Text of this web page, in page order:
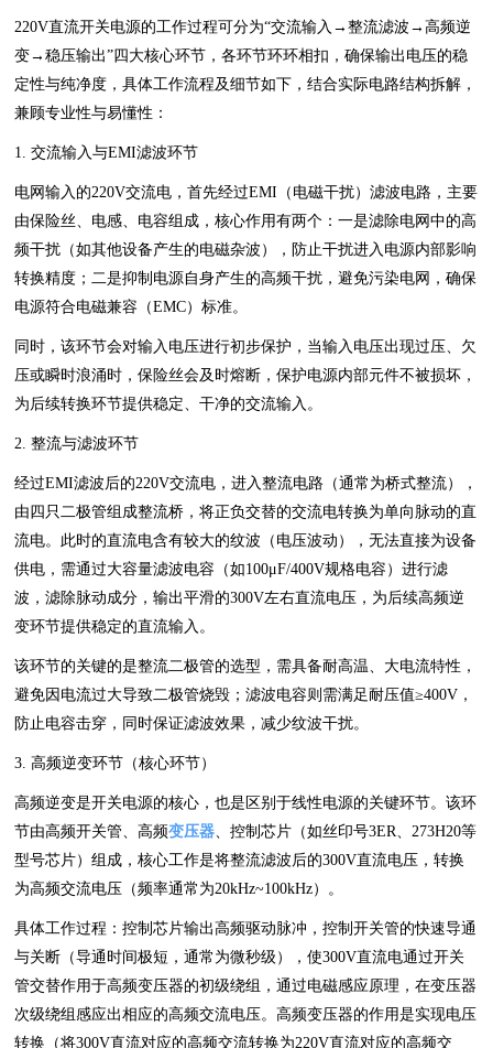
220V直流开关电源的工作过程可分为“交流输入→整流滤波→高频逆
变→稳压输出”四大核心环节，各环节环环相扣，确保输出电压的稳
定性与纯净度，具体工作流程及细节如下，结合实际电路结构拆解，
兼顾专业性与易懂性：
1. 交流输入与EMI滤波环节
电网输入的220V交流电，首先经过EMI（电磁干扰）滤波电路，主要
由保险丝、电感、电容组成，核心作用有两个：一是滤除电网中的高
频干扰（如其他设备产生的电磁杂波），防止干扰进入电源内部影响
转换精度；二是抑制电源自身产生的高频干扰，避免污染电网，确保
电源符合电磁兼容（EMC）标准。
同时，该环节会对输入电压进行初步保护，当输入电压出现过压、欠
压或瞬时浪涌时，保险丝会及时熔断，保护电源内部元件不被损坏，
为后续转换环节提供稳定、干净的交流输入。
2. 整流与滤波环节
经过EMI滤波后的220V交流电，进入整流电路（通常为桥式整流），
由四只二极管组成整流桥，将正负交替的交流电转换为单向脉动的直
流电。此时的直流电含有较大的纹波（电压波动），无法直接为设备
供电，需通过大容量滤波电容（如100μF/400V规格电容）进行滤
波，滤除脉动成分，输出平滑的300V左右直流电压，为后续高频逆
变环节提供稳定的直流输入。
该环节的关键的是整流二极管的选型，需具备耐高温、大电流特性，
避免因电流过大导致二极管烧毁；滤波电容则需满足耐压值≥400V，
防止电容击穿，同时保证滤波效果，减少纹波干扰。
3. 高频逆变环节（核心环节）
高频逆变是开关电源的核心，也是区别于线性电源的关键环节。该环
节由高频开关管、高频变压器、控制芯片（如丝印号3ER、273H20等
型号芯片）组成，核心工作是将整流滤波后的300V直流电压，转换
为高频交流电压（频率通常为20kHz~100kHz）。
具体工作过程：控制芯片输出高频驱动脉冲，控制开关管的快速导通
与关断（导通时间极短，通常为微秒级），使300V直流电通过开关
管交替作用于高频变压器的初级绕组，通过电磁感应原理，在变压器
次级绕组感应出相应的高频交流电压。高频变压器的作用是实现电压
转换（将300V直流对应的高频交流转换为220V直流对应的高频交